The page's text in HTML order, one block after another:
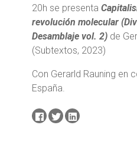
20h se presenta
revolución molecular
Desamblaje vol. 2) de
(Subtextos, 2023)
Con Gerarld Rauning en
España.